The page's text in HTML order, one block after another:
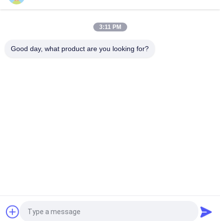
낮은 지상 압력을 가진 255mm 넓은 고무 학력별 반편성 600kg 선
3:11 PM
Good day, what product are you looking for?